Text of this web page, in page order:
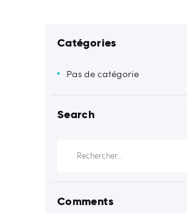
Catégories
Pas de catégorie
Search
Comments